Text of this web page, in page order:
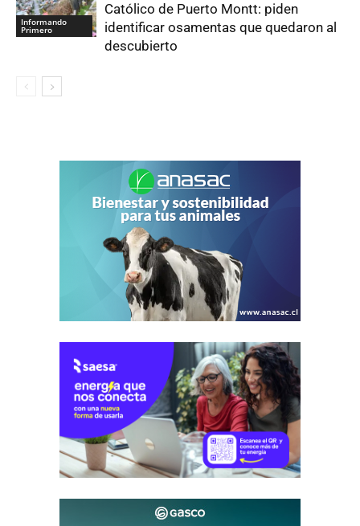
Informando
Primero
Católico de Puerto Montt: piden
identificar osamentas que quedaron al
descubierto